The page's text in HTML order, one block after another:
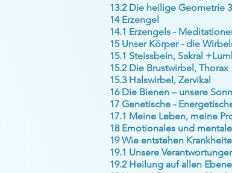
13.2 Die heilige Geometrie
14 Erzengel
14.1 Erzengels -
15 Unser Körper - die
15.1 Steissbein, Sakral
15.2 Die Brustwirbel, Thorax
15.3 Halswirbel, Zervikal
16 Die Bienen – unsere
17 Genetische -
17.1 Meine Leben, meine
18 Emotionales und
19 Wie entstehen
19.1 Unsere
19.2 Heilung auf allen